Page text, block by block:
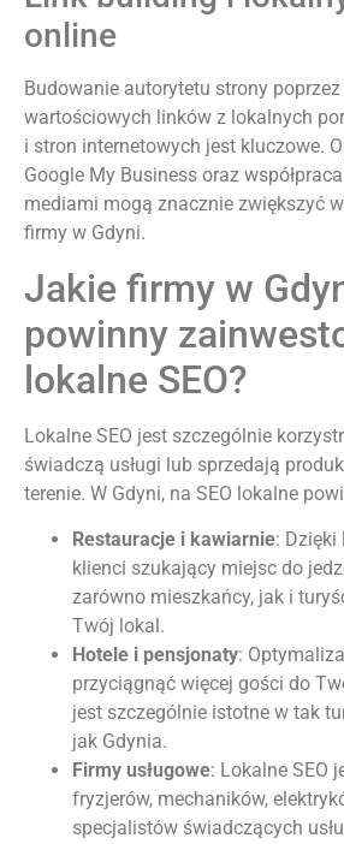
online
Budowanie autorytetu strony
wartościowych linków z lokalnych
i stron internetowych jest kluczowe.
Google My Business oraz
mediami mogą znacznie zwiększyć
firmy w Gdyni.
Jakie firmy w
powinny
lokalne SEO?
Lokalne SEO jest szczególnie
świadczą usługi lub sprzedają
terenie. W Gdyni, na SEO lokalne
Restauracje i kawiarnie: Dzięki
klienci szukający miejsc do
zarówno mieszkańcy, jak i
Twój lokal.
Hotele i pensjonaty:
przyciągnąć więcej gości do
jest szczególnie istotne w tak
jak Gdynia.
Firmy usługowe: Lokalne SEO
fryzjerów, mechaników,
specjalistów świadczących